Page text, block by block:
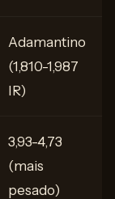
Adamantino
(1,810-1,987
IR)
3,93-4,73
(mais
pesado)